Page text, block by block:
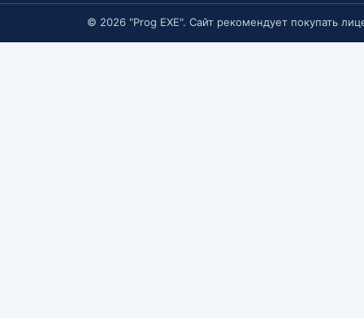
© 2026 "Prog EXE". Сайт рекомендует покупать